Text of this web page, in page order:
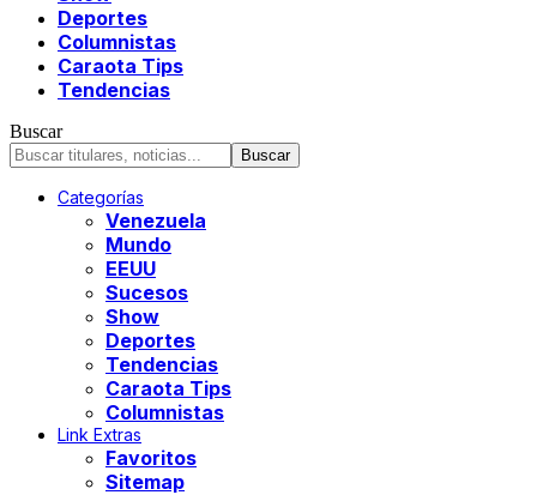
Deportes
Columnistas
Caraota Tips
Tendencias
Buscar
Categorías
Venezuela
Mundo
EEUU
Sucesos
Show
Deportes
Tendencias
Caraota Tips
Columnistas
Link Extras
Favoritos
Sitemap